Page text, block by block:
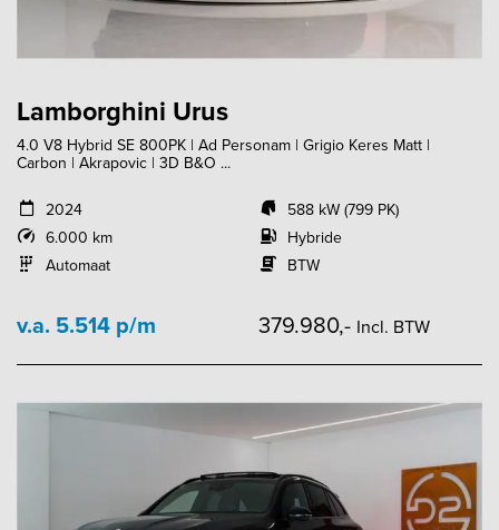
Lamborghini Urus
4.0 V8 Hybrid SE 800PK | Ad Personam | Grigio Keres Matt |
Carbon | Akrapovic | 3D B&O ...
2024
6.000 km
Automaat
588 kW (799 PK)
Hybride
BTW
v.a. 5.514 p/m 379.980,- Incl. BTW